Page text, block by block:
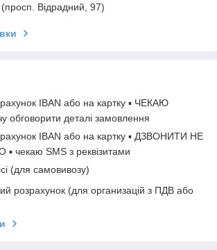
Відрадний, 97)
IBAN або на картку ▪ ЧЕКАЮ
обговорити деталі замовлення
IBAN або на картку ▪ ДЗВОНИТИ НЕ
чекаю SMS з реквізитами
(для самовивозу)
розрахунок (для организацій з ПДВ або